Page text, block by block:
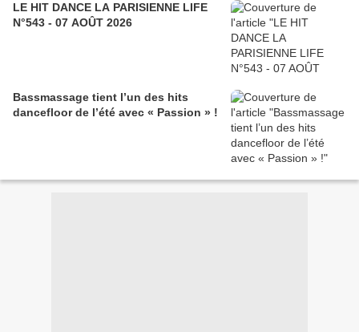
LE HIT DANCE LA PARISIENNE LIFE
N°543 - 07 AOÛT 2026
Bassmassage tient l’un des hits
dancefloor de l’été avec « Passion » !